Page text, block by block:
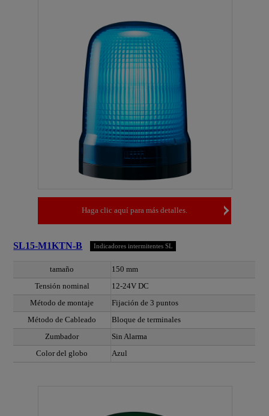
Haga clic aquí para más detalles.
SL15-M1KTN-B Indicadores intermitentes SL
tamaño
150 mm
Tensión nominal
12-24V DC
Método de montaje
Fijación de 3 puntos
Método de Cableado
Bloque de terminales
Zumbador
Sin Alarma
Color del globo
Azul